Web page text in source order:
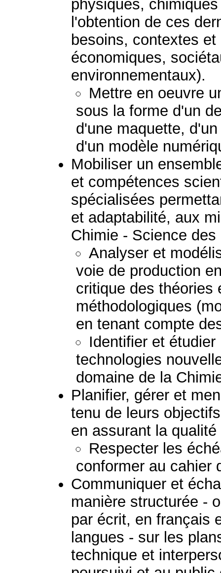
physiques,
l'obtention de ces
besoins, contextes
économiques,
environnementaux).
Mettre en oeuvre
sous la forme d'un
d'une maquette,
d'un modèle
Mobiliser un
et compétences
spécialisées
et adaptabilité, aux
Chimie - Science
Analyser et
voie de production
critique des théories
méthodologiques
en tenant compte
Identifier et
technologies
domaine de la
Planifier, gérer et
tenu de leurs
en assurant la
Respecter les
conformer au cahier
Communiquer et
manière structurée -
par écrit, en français
langues - sur les
technique et